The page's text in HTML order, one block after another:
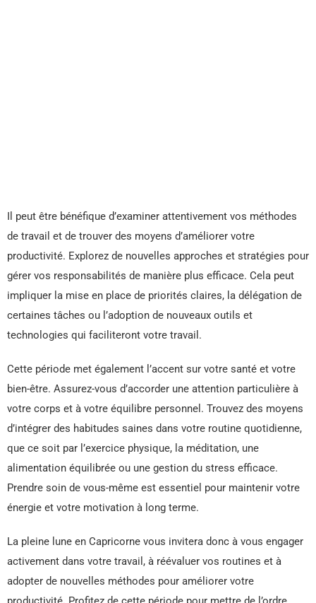
Il peut être bénéfique d’examiner attentivement vos méthodes
de travail et de trouver des moyens d’améliorer votre
productivité. Explorez de nouvelles approches et stratégies pour
gérer vos responsabilités de manière plus efficace. Cela peut
impliquer la mise en place de priorités claires, la délégation de
certaines tâches ou l’adoption de nouveaux outils et
technologies qui faciliteront votre travail.
Cette période met également l’accent sur votre santé et votre
bien-être. Assurez-vous d’accorder une attention particulière à
votre corps et à votre équilibre personnel. Trouvez des moyens
d’intégrer des habitudes saines dans votre routine quotidienne,
que ce soit par l’exercice physique, la méditation, une
alimentation équilibrée ou une gestion du stress efficace.
Prendre soin de vous-même est essentiel pour maintenir votre
énergie et votre motivation à long terme.
La pleine lune en Capricorne vous invitera donc à vous engager
activement dans votre travail, à réévaluer vos routines et à
adopter de nouvelles méthodes pour améliorer votre